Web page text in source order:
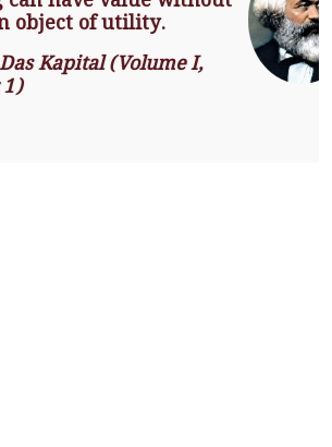
of utility.
(Volume I,